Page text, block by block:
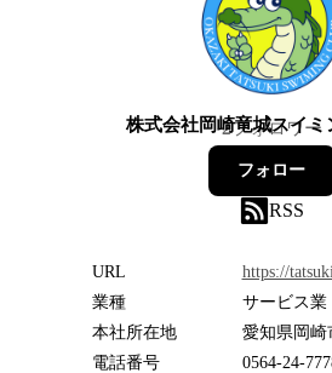
株式会社岡崎竜城スイミ
2フォロワー
フォロー
RSS
URL
https://
業種
サービス業
本社所在地
愛知県岡崎
電話番号
0564-24-